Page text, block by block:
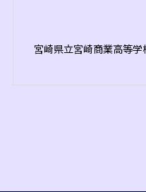
宮崎県立宮崎商業高等学